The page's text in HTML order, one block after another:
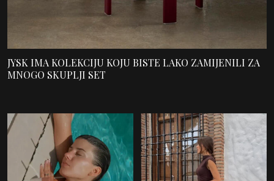
JYSK IMA KOLEKCIJU KOJU BISTE LAKO ZAMIJENILI ZA
MNOGO SKUPLJI SET